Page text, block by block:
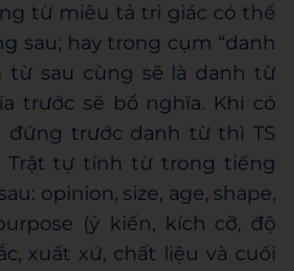
từ miêu tả tri giác có thể
sau; hay trong cụm “danh
từ sau cùng sẽ là danh từ
trước sẽ bổ nghĩa. Khi có
trước danh từ thì TS
Trật tự tính từ trong tiếng
opinion, size, age, shape,
(ý kiến, kích cỡ, độ
xuất xứ, chất liệu và cuối